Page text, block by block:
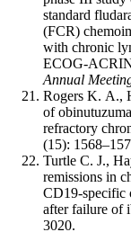
standard
(FCR)
with chronic
ECOG-
Annual
Rogers K. A.,
of
refractory
(15):
Turtle C. J.,
remissions in
CD19-specific
after failure of
3020.